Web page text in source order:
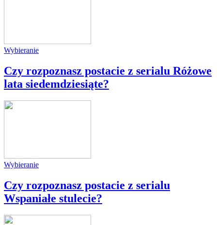
Wybieranie
Czy rozpoznasz postacie z serialu Różowe
lata siedemdziesiąte?
Wybieranie
Czy rozpoznasz postacie z serialu
Wspaniałe stulecie?